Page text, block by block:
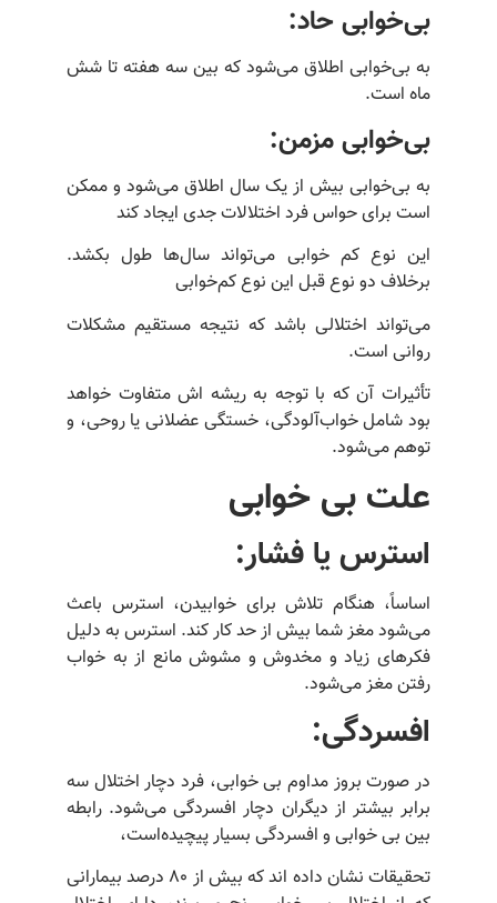
بی‌خوابیحاد:
به بی‌خوابی اطلاق می‌شود که بین سه هفته تا شش
ماه است.
بی‌خوابیمزمن:
به بی‌خوابی بیش از یک سال اطلاق می‌شود و ممکن
است برای حواس فرد اختلالات جدی ایجاد کند
این نوع کم خوابی می‌تواند سال‌ها طول بکشد.
برخلاف دو نوع قبل این نوع کم‌خوابی
می‌تواند اختلالی باشد که نتیجه مستقیم مشکلات
روانی است.
تأثیرات آن که با توجه به ریشه اش متفاوت خواهد
بود شامل خواب‌آلودگی، خستگی عضلانی یا روحی، و
توهم می‌شود.
علت بی خوابی
استرس یا فشار:
اساساً، هنگام تلاش برای خوابیدن، استرس باعث
می‌شود مغز شما بیش از حد کار کند. استرس به دلیل
فکرهای زیاد و مخدوش و مشوش مانع از به خواب
رفتن مغز می‌شود.
افسردگی:
در صورت بروز مداوم بی خوابی، فرد دچار اختلال سه
برابر بیشتر از دیگران دچار افسردگی می‌شود. رابطه
بین بی خوابی و افسردگی بسیار پیچیده‌است،
تحقیقات نشان داده اند که بیش از ۸۰ درصد بیمارانی